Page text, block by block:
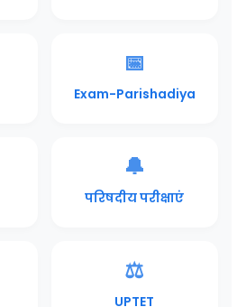
📅
Exam-Parishadiya
🔔
परिषदीय परीक्षाएं
⚖️
UPTET